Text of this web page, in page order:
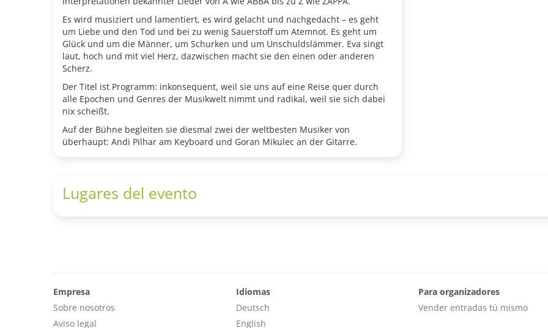
Es wird musiziert und lamentiert, es wird gelacht und nachgedacht – es geht
um Liebe und den Tod und bei zu wenig Sauerstoff um Atemnot. Es geht um
Glück und um die Männer, um Schurken und um Unschuldslämmer. Eva singt
laut, hoch und mit viel Herz, dazwischen macht sie den einen oder anderen
Scherz.
Der Titel ist Programm: inkonsequent, weil sie uns auf eine Reise quer durch
alle Epochen und Genres der Musikwelt nimmt und radikal, weil sie sich dabei
nix scheißt.
Auf der Bühne begleiten sie diesmal zwei der weltbesten Musiker von
überhaupt: Andi Pilhar am Keyboard und Goran Mikulec an der Gitarre.
Lugares del evento
Empresa
Sobre nosotros
Aviso legal
Idiomas
Deutsch
English
Para organizadores
Vender entradas tú mismo